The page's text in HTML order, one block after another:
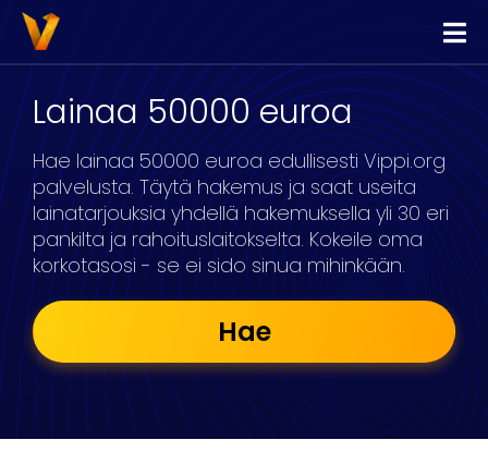
Vippi
Lainaa
Kilpailuta Lainat
Yhdistä Lainat
Yrityslimiitti
Lainaa 50000 euroa
Hae lainaa 50000 euroa edullisesti Vippi.org
palvelusta. Täytä hakemus ja saat useita
lainatarjouksia yhdellä hakemuksella yli 30 eri
pankilta ja rahoituslaitokselta. Kokeile oma
korkotasosi - se ei sido sinua mihinkään.
Hae